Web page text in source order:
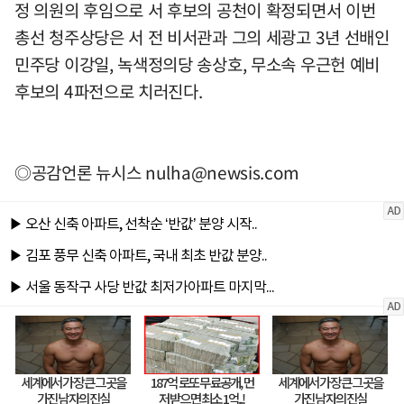
정 의원의 후임으로 서 후보의 공천이 확정되면서 이번
총선 청주상당은 서 전 비서관과 그의 세광고 3년 선배인
민주당 이강일, 녹색정의당 송상호, 무소속 우근헌 예비
후보의 4파전으로 치러진다.
◎공감언론 뉴시스nulha@newsis.com